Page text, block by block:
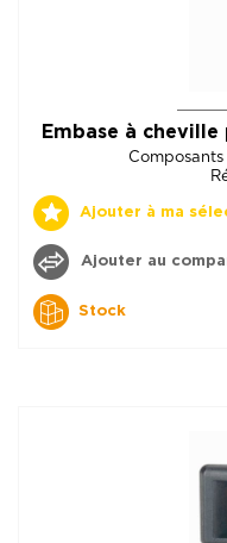
Embase à
Ajouter à ma
Ajouter au
Stock